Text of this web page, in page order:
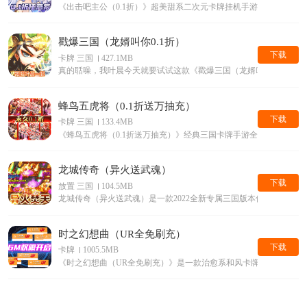
《出击吧主公（0.1折）》超美甜系二次元卡牌挂机手游它来了
戳爆三国（龙婿叫你0.1折）
卡牌 三国
427.1MB
真的聒噪，我叶晨今天就要试试这款《戳爆三国（龙婿叫你0.1折）
下载
蜂鸟五虎将（0.1折送万抽充）
卡牌 三国
133.4MB
《蜂鸟五虎将（0.1折送万抽充）》经典三国卡牌手游全新0.1折版本
下载
龙城传奇（异火送武魂）
放置 三国
104.5MB
龙城传奇（异火送武魂）是一款2022全新专属三国版本传奇手游
下载
时之幻想曲（UR全免刷充）
卡牌
1005.5MB
《时之幻想曲（UR全免刷充）》是一款治愈系和风卡牌游戏
下载